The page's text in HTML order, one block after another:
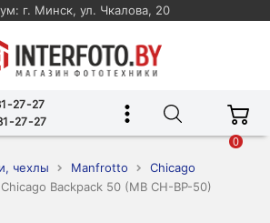
г. Минск, ул. Чкалова, 20
27-27
27-27
0
чехлы Manfrotto
Chicago
Backpack 50 (MB CH-BP-50)